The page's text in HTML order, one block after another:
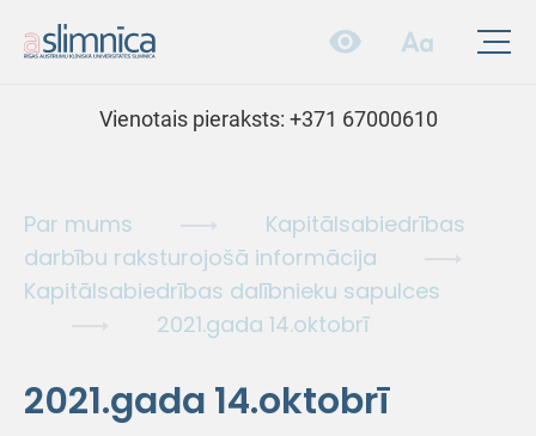
Vienotais pieraksts: +371 67000610
Par mums
Kapitālsabiedrības
darbību raksturojošā informācija
Kapitālsabiedrības dalībnieku sapulces
2021.gada 14.oktobrī
2021.gada 14.oktobrī